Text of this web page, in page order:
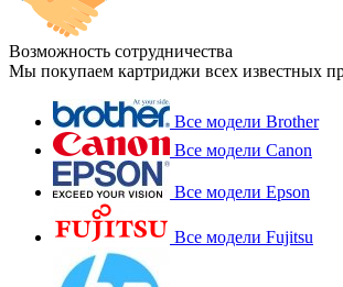
Возможность сотрудничества
Мы покупаем картриджи всех известных
Все модели Brother
Все модели Canon
Все модели Epson
Все модели Fujitsu